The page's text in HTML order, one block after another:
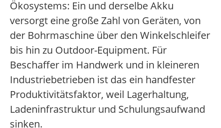
Ökosystems: Ein und derselbe Akku
versorgt eine große Zahl von Geräten, von
der Bohrmaschine über den Winkelschleifer
bis hin zu Outdoor-Equipment. Für
Beschaffer im Handwerk und in kleineren
Industriebetrieben ist das ein handfester
Produktivitätsfaktor, weil Lagerhaltung,
Ladeninfrastruktur und Schulungsaufwand
sinken.